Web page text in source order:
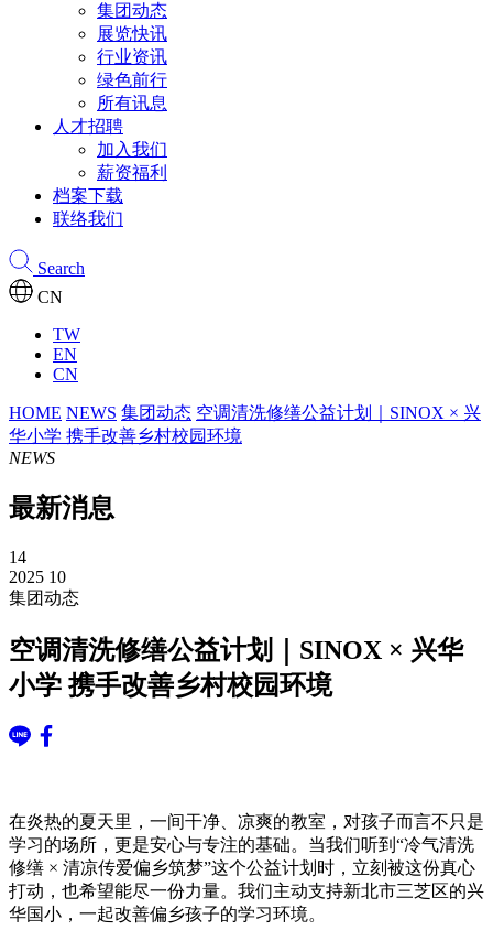
集团动态
展览快讯
行业资讯
绿色前行
所有讯息
人才招聘
加入我们
薪资福利
档案下载
联络我们
Search
CN
TW
EN
CN
HOME NEWS 集团动态 空调清洗修缮公益计划｜SINOX × 兴
华小学 携手改善乡村校园环境
NEWS
最新消息
14
2025 10
集团动态
空调清洗修缮公益计划｜SINOX × 兴华
小学 携手改善乡村校园环境
在炎热的夏天里，一间干净、凉爽的教室，对孩子而言不只是
学习的场所，更是安心与专注的基础。当我们听到“冷气清洗
修缮 × 清凉传爱偏乡筑梦”这个公益计划时，立刻被这份真心
打动，也希望能尽一份力量。我们主动支持新北市三芝区的兴
华国小，一起改善偏乡孩子的学习环境。